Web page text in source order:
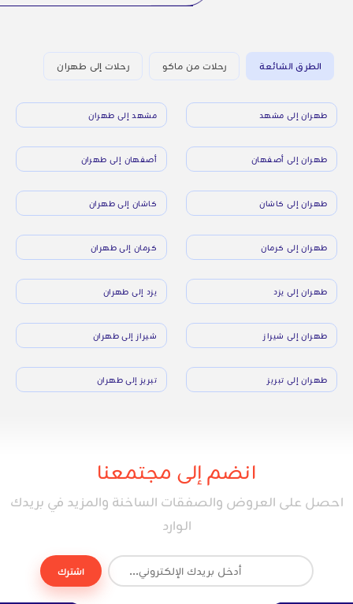
الطرق الشائعة رحلات من ماكو رحلات إلى طهران
طهران إلى مشهد مشهد إلى طهران
طهران إلى أصفهان أصفهان إلى طهران
طهران إلى كاشان كاشان إلى طهران
طهران إلى كرمان كرمان إلى طهران
طهران إلى يزد يزد إلى طهران
طهران إلى شيراز شيراز إلى طهران
طهران إلى تبريز تبريز إلى طهران
انضم إلى مجتمعنا
احصل على العروض والصفقات الساخنة والمزيد في بريدك
الوارد
اشترك